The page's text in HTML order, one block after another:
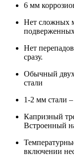
6 мм
Нет сложных
Нет
сразу.
Обычный
стали
1-2 мм стали
Капризный
Встроенный
включении